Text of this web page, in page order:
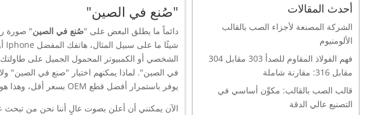
"صُنع في الصين"
دائماً ما يطلق البعض على "صُنع في الصين" صورة
الشخصي أو الكمبيوتر المحمول الجميل على
في الصين". لماذا يمكنهم اختيار "صنع في الصين"
يوفر باستمرار أفضل قطع OEM بسعر أقل، وهذا هو السبب الرئيسي أيضًا في نجاح هذه العلامات التجارية الشهيرة في السوق العالمية,
الآن يمكنني أن أعلن بصوت عالٍ أننا نحن من
أحدث المقالات
الشركة المصنعة لأجزاء الصب بالقالب
الألومنيوم
فهم الفولاذ المقاوم للصدأ 303 مقابل 304
مقابل 316: مقارنة شاملة
قالب الصب بالقالب: مكوِّن أساسي في
التصنيع عالي الدقة